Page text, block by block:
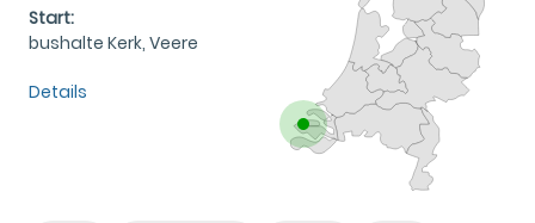
Start:
bushalte Kerk, Veere
Details